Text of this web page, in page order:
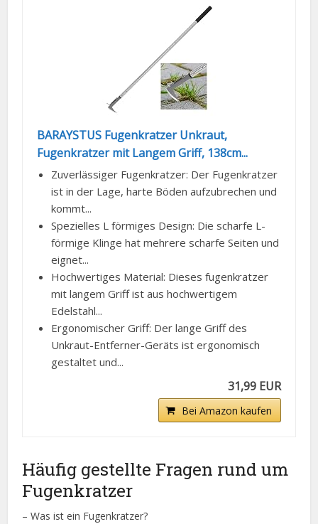
BARAYSTUS Fugenkratzer Unkraut,
Fugenkratzer mit Langem Griff, 138cm...
Zuverlässiger Fugenkratzer: Der Fugenkratzer
ist in der Lage, harte Böden aufzubrechen und
kommt...
Spezielles L förmiges Design: Die scharfe L-
förmige Klinge hat mehrere scharfe Seiten und
eignet...
Hochwertiges Material: Dieses fugenkratzer
mit langem Griff ist aus hochwertigem
Edelstahl...
Ergonomischer Griff: Der lange Griff des
Unkraut-Entferner-Geräts ist ergonomisch
gestaltet und...
31,99 EUR
Bei Amazon kaufen
Häufig gestellte Fragen rund um
Fugenkratzer
– Was ist ein Fugenkratzer?